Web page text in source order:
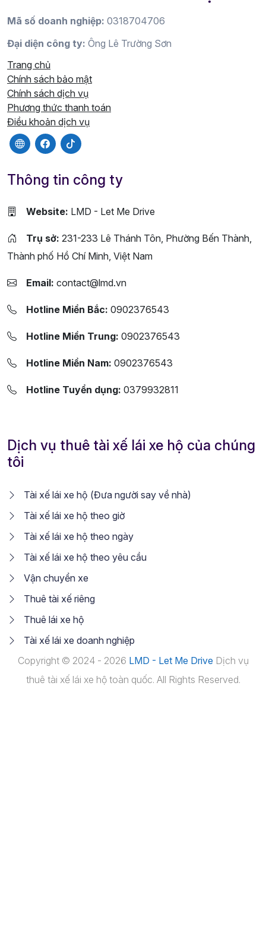
Mã số doanh nghiệp: 0318704706
Đại diện công ty: Ông Lê Trường Sơn
Trang chủ
Chính sách bảo mật
Chính sách dịch vụ
Phương thức thanh toán
Điều khoản dịch vụ
Thông tin công ty
Website: LMD - Let Me Drive
Trụ sở: 231-233 Lê Thánh Tôn, Phường Bến Thành,
Thành phố Hồ Chí Minh, Việt Nam
Email: contact@lmd.vn
Hotline Miền Bắc: 0902376543
Hotline Miền Trung: 0902376543
Hotline Miền Nam: 0902376543
Hotline Tuyển dụng: 0379932811
Dịch vụ thuê tài xế lái xe hộ của chúng
tôi
Tài xế lái xe hộ (Đưa người say về nhà)
Tài xế lái xe hộ theo giờ
Tài xế lái xe hộ theo ngày
Tài xế lái xe hộ theo yêu cầu
Vận chuyển xe
Thuê tài xế riêng
Thuê lái xe hộ
Tài xế lái xe doanh nghiệp
Copyright © 2024 - 2026 LMD - Let Me Drive Dịch vụ
thuê tài xế lái xe hộ toàn quốc. All Rights Reserved.